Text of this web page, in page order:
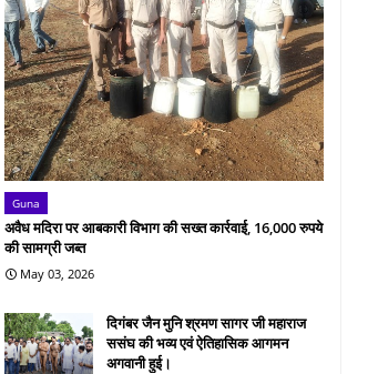
Guna
अवैध मदिरा पर आबकारी विभाग की सख्त कार्रवाई, 16,000 रुपये
की सामग्री जब्त
May 03, 2026
दिगंबर जैन मुनि श्रमण सागर जी महाराज
ससंघ की भव्य एवं ऐतिहासिक आगमन
अगवानी हुई।